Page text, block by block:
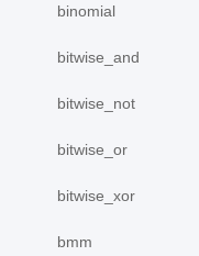
binomial
bitwise_and
bitwise_not
bitwise_or
bitwise_xor
bmm